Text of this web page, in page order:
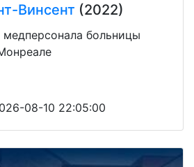
Винсент (2022)
больницы
08-10 22:05:00